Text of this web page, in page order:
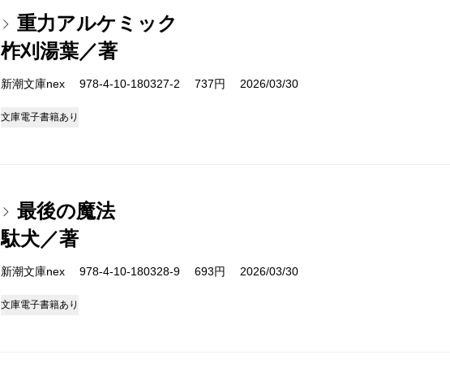
重力アルケミック
柞刈湯葉／著
新潮文庫nex 978-4-10-180327-2 737円 2026/03/30
文庫電子書籍あり
最後の魔法
駄犬／著
新潮文庫nex 978-4-10-180328-9 693円 2026/03/30
文庫電子書籍あり